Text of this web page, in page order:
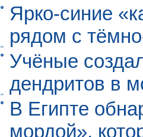
Ярко-синие
рядом с
Учёные
дендритов в
В Египте
мордой»,